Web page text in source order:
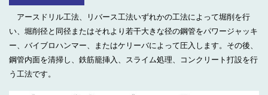
アースドリル工法、リバース工法いずれかの工法によって堀削を行
い、堀削径と同径またはそれより若干大きな径の鋼管をパワージャッキ
ー、バイブロハンマー、またはケリーバによって圧入します。その後、
鋼管内面を清掃し、鉄筋籠挿入、スライム処理、コンクリート打設を行
う工法です。